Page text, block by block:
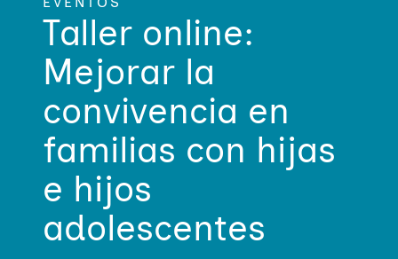
Taller online:
Mejorar la
convivencia en
familias con hijas
e hijos
adolescentes